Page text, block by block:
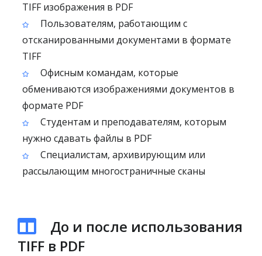
TIFF изображения в PDF
Пользователям, работающим с
отсканированными документами в формате
TIFF
Офисным командам, которые
обмениваются изображениями документов в
формате PDF
Студентам и преподавателям, которым
нужно сдавать файлы в PDF
Специалистам, архивирующим или
рассылающим многостраничные сканы
До и после использования
TIFF в PDF